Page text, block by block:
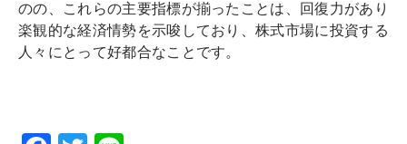
のの、これらの主要指標が揃ったことは、回復力があり
楽観的な経済情勢を示唆しており、株式市場に投資する
人々にとって好都合なことです。